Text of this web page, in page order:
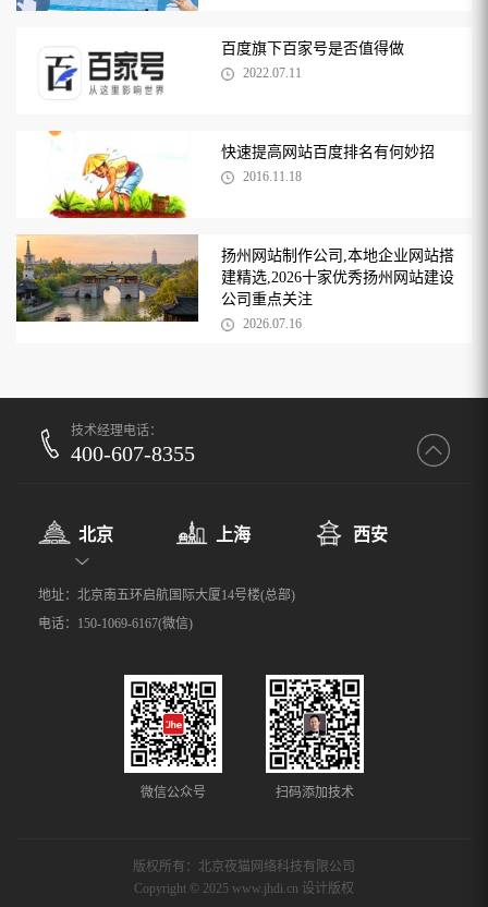
百度旗下百家号是否值得做
2022.07.11
快速提高网站百度排名有何妙招
2016.11.18
扬州网站制作公司,本地企业网站搭
建精选,2026十家优秀扬州网站建设
公司重点关注
2026.07.16
技术经理电话：
400-607-8355
北京 上海 西安
地址：北京南五环启航国际大厦14号楼(总部)
电话：150-1069-6167(微信)
微信公众号 扫码添加技术
版权所有：北京夜猫网络科技有限公司
Copyright © 2025 www.jhdi.cn 设计版权